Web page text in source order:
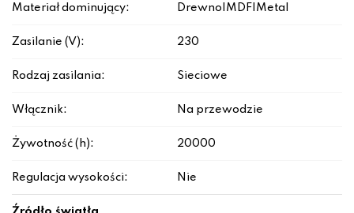
Materiał dominujący: Drewno|MDF|Metal
Zasilanie (V): 230
Rodzaj zasilania: Sieciowe
Włącznik: Na przewodzie
Żywotność (h): 20000
Regulacja wysokości: Nie